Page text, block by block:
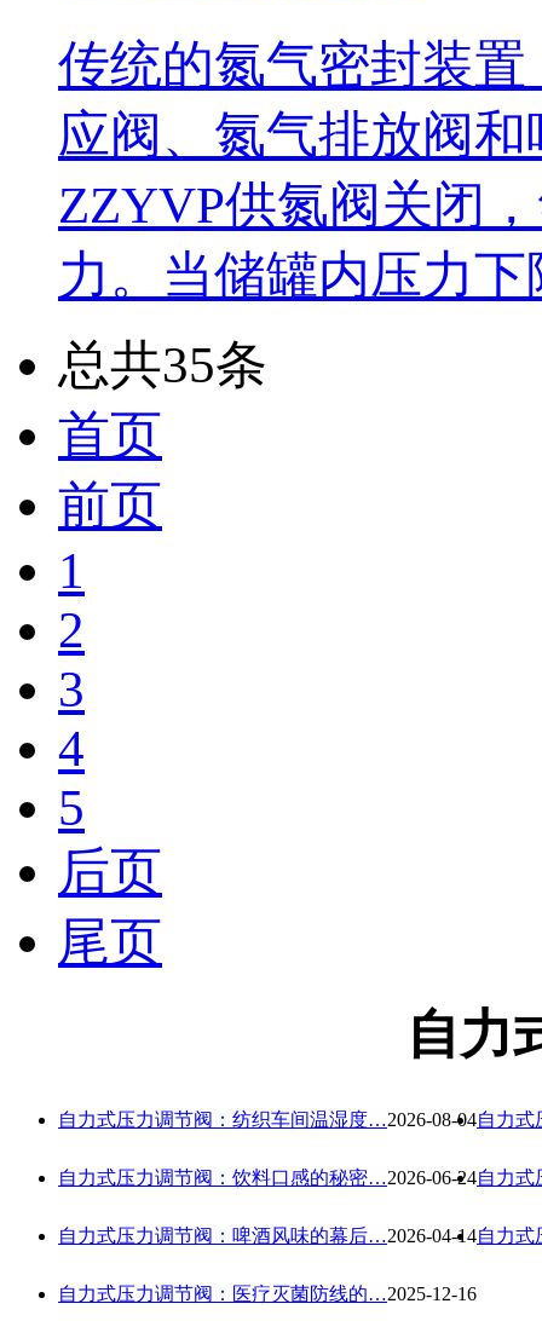
传统的氮气密封装
应阀、氮气排放阀
ZZYVP供氮阀关闭
力。当储罐内压力
总共35条
首页
前页
1
2
3
4
5
后页
尾页
自力
2026-08-04
自力式压力调节阀：纺织车间温湿度… 自力
2026-06-24
自力式压力调节阀：饮料口感的秘密… 自力
2026-04-14
自力式压力调节阀：啤酒风味的幕后… 自力
2025-12-16
自力式压力调节阀：医疗灭菌防线的…